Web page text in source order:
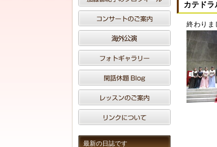
最新の日誌です
カテド
終わりま